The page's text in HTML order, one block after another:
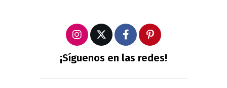
¡Síguenos en las redes!